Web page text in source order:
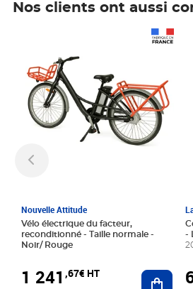
Nos clients ont aussi
Nouvelle Attitude
Vélo électrique du facteur,
reconditionné - Taille normale -
Noir/ Rouge
1 241 ,67€ HT
-